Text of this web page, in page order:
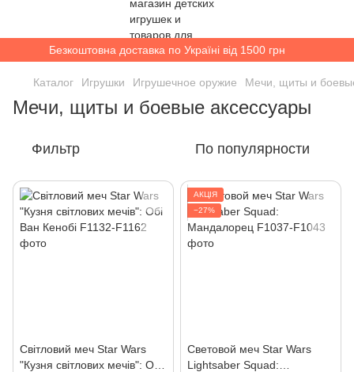
Безкоштовна доставка по Україні від 1500 грн
Каталог Игрушки Игрушечное оружие Мечи, щиты и
Мечи, щиты и боевые аксессуары
Фильтр По популярности
Світловий меч Star Wars
"Кузня світлових мечів": Обі
АКЦІЯ
−27%
Световой меч Star Wars
Lightsaber Squad: